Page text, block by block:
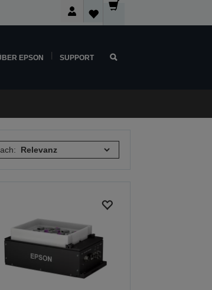
EPSON SUPPORT